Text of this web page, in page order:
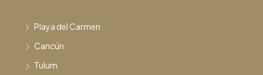
Playa del Carmen
Cancún
Tulum